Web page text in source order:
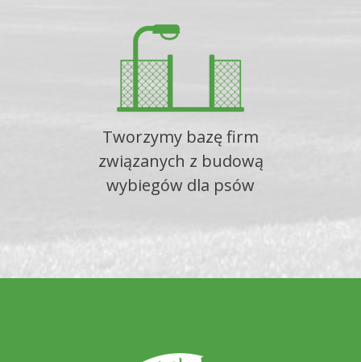
Tworzymy bazę firm
związanych z budową
wybiegów dla psów